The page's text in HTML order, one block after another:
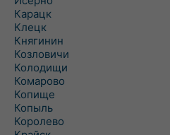
Карацк
Клецк
Княгинин
Козловичи
Колодищи
Комарово
Копище
Копыль
Королево